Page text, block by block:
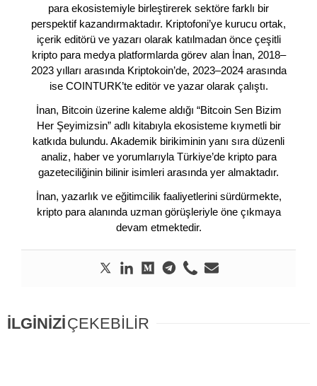
para ekosistemiyle birleştirerek sektöre farklı bir
perspektif kazandırmaktadır. Kriptofoni’ye kurucu ortak,
içerik editörü ve yazarı olarak katılmadan önce çeşitli
kripto para medya platformlarda görev alan İnan, 2018–
2023 yılları arasında Kriptokoin’de, 2023–2024 arasında
ise COINTURK’te editör ve yazar olarak çalıştı.
İnan, Bitcoin üzerine kaleme aldığı “Bitcoin Sen Bizim
Her Şeyimizsin” adlı kitabıyla ekosisteme kıymetli bir
katkıda bulundu. Akademik birikiminin yanı sıra düzenli
analiz, haber ve yorumlarıyla Türkiye’de kripto para
gazeteciliğinin bilinir isimleri arasında yer almaktadır.
İnan, yazarlık ve eğitimcilik faaliyetlerini sürdürmekte,
kripto para alanında uzman görüşleriyle öne çıkmaya
devam etmektedir.
İLGİNİZİÇEKEBİLİR